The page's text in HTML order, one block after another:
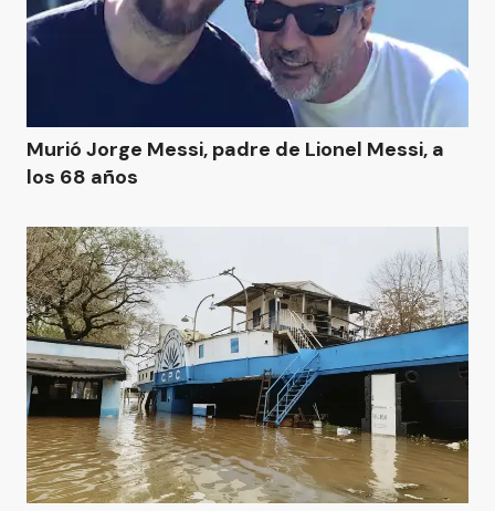
Murió Jorge Messi, padre de Lionel Messi, a
los 68 años